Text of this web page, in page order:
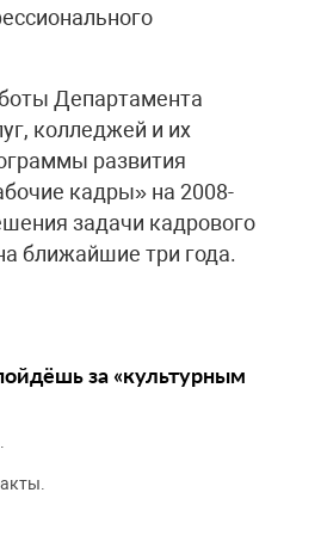
Департамента
колледжей и их
развития
кадры» на 2008-
задачи кадрового
ближайшие три года.
за «культурным